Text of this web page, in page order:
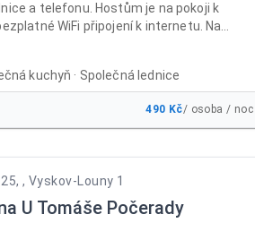
a telefonu. Hostům je na pokoji k
WiFi připojení k internetu. Na
místnost s velkoplošnou televizí, sprchy,
mikrovlnných troubách nebo na sporácích
den. Mimo kuřárny na balkonech je celá
Ubytováváme od 14:00, jinak předchozí
kuchyň · Společná lednice
490 Kč/ osoba / noc
, Vyskov-Louny 1
U Tomáše Počerady